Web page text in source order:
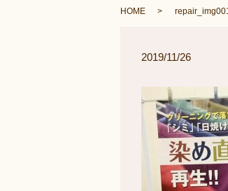
HOME
2019/11/26